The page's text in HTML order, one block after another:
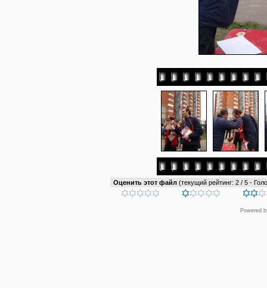
Оценить этот файл (текущий рейтинг: 2 / 5 -
Powered